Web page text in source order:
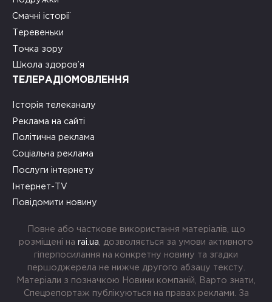
Смачні історії
Теревеньки
Точка зору
Школа здоров’я
ТЕЛЕРАДІОМОВЛЕННЯ
Історія телеканалу
Реклама на сайті
Політична реклама
Соціальна реклама
Послуги інтернету
Інтернет-TV
Повідомити новину
Повне або часткове використання матеріалів, що
розміщені на rai.ua , дозволяється за умови активного
гіперпосилання на конкретну новину та згадки
першоджерела не нижче другого абзацу тексту.
Матеріали з позначкою Новини компаній, Варто знати,
Спецрепортаж публікуються на правах реклами. За